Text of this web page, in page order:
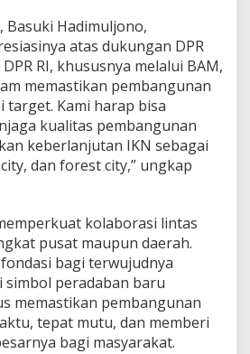
Basuki Hadimuljono,
atas dukungan DPR
RI, khususnya melalui BAM,
memastikan pembangunan
target. Kami harap bisa
kualitas pembangunan
keberlanjutan IKN sebagai
dan forest city,” ungkap
kolaborasi lintas
pusat maupun daerah.
bagi terwujudnya
simbol peradaban baru
memastikan pembangunan
tepat mutu, dan memberi
bagi masyarakat.